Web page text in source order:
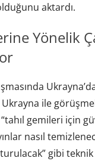
aktardı.
Yönelik
Ukrayna ile
gemileri için
nasıl
gibi